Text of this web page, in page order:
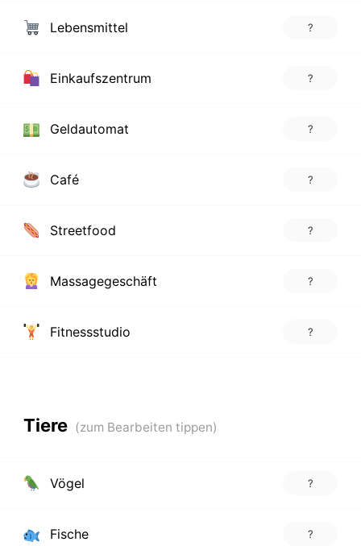
Lebensmittel ?
Einkaufszentrum ?
Geldautomat ?
Café ?
Streetfood ?
Massagegeschäft ?
Fitnessstudio ?
Tiere
Vögel ?
Fische ?